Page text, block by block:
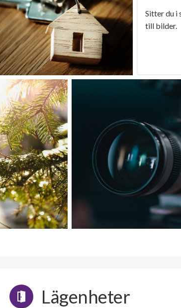
Sitter du i
till bilder.
Lägenheter